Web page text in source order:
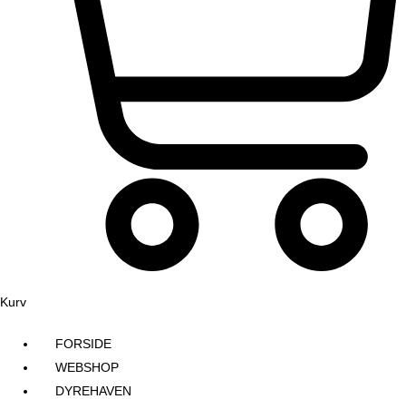
Kurv
FORSIDE
WEBSHOP
DYREHAVEN